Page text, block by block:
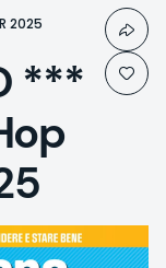
2025
***